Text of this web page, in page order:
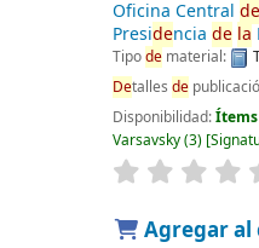
Oficina Central de
Presidencia de la
Tipodematerial:
Detalles de
Disponibilidad:
Varsavsky(3)
Agregar